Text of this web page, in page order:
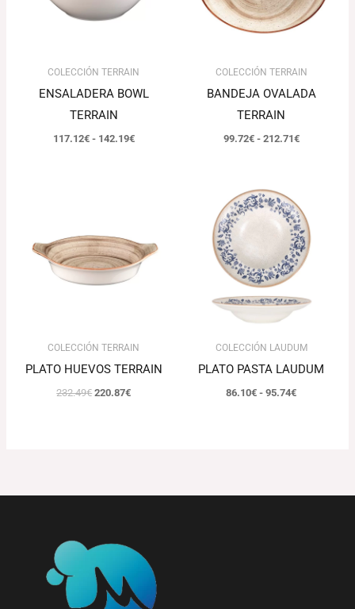
COLECCIÓN TERRAIN
ENSALADERA BOWL
TERRAIN
117.12€ - 142.19€
COLECCIÓN TERRAIN
BANDEJA OVALADA
TERRAIN
99.72€ - 212.71€
COLECCIÓN TERRAIN
PLATO HUEVOS TERRAIN
232.49€
232.49€.
220.87€
220.87€.
COLECCIÓN LAUDUM
PLATO PASTA LAUDUM
86.10€ - 95.74€
precios:
desde
86.10€
hasta
95.74€